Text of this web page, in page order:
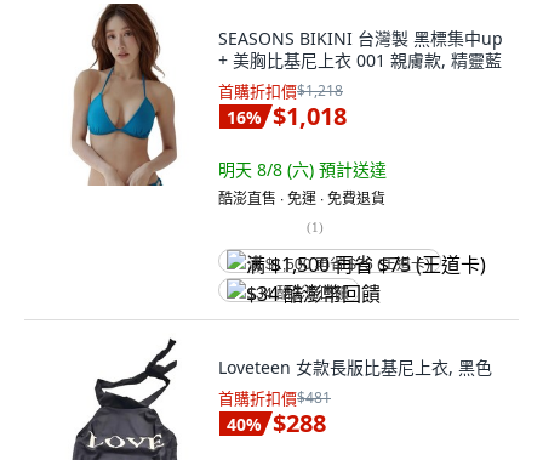
SEASONS BIKINI 台灣製 黑標集中up
+ 美胸比基尼上衣 001 親膚款, 精靈藍
首購折扣價$1,218
16% $1,018
明天 8/8 (六) 預計送達
酷澎直售 ∙ 免運 ∙ 免費退貨
(1)
满 $1,500 再省 $75 (王道卡)
$34 酷澎幣回饋
Loveteen 女款長版比基尼上衣, 黑色
首購折扣價$481
40% $288